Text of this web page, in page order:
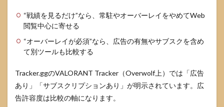
“戦績を見るだけ”なら、常駐やオーバーレイをやめてWeb
閲覧中心に寄せる
“オーバーレイが必須”なら、広告の有無やサブスクを含め
て別ツールも比較する
Tracker.ggのVALORANT Tracker（Overwolf上）では「広告
あり」「サブスクリプションあり」が明示されています。広
告許容度は比較の軸になります。